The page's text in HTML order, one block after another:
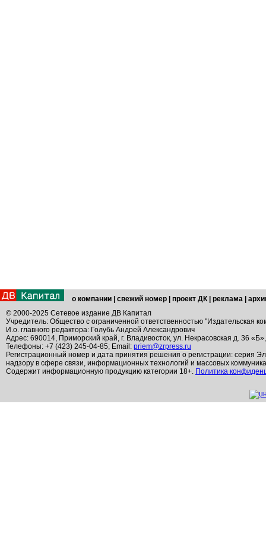
о компании свежий номер проект ДК реклама
© 2000-2025 Сетевое издание ДВ Капитал
Учредитель: Общество с ограниченной ответственностью "Издательская
И.о. главного редактора: Голубь Андрей Александрович
Адрес: 690014, Приморский край, г. Владивосток, ул. Некрасовская д. 36
Телефоны: +7 (423) 245-04-85; Email: priem@zrpress.ru
Регистрационный номер и дата принятия решения о регистрации: серия
надзору в сфере связи, информационных технологий и массовых
Содержит информационную продукцию категории 18+. Политика